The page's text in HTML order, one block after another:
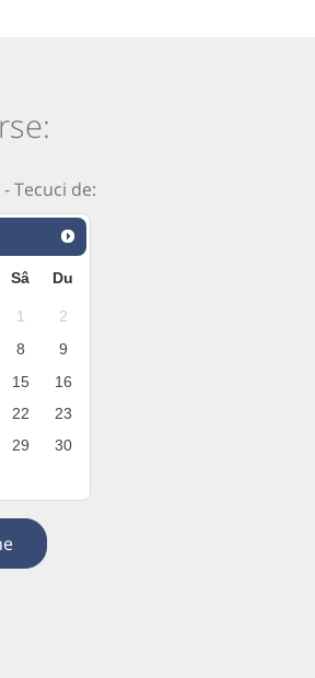
Tecuci de:
Sâ Du
1
2
8
9
15
16
22
23
29
30